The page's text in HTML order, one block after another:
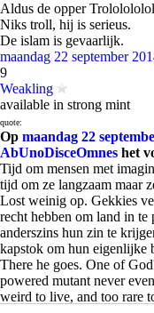
Aldus de opper Trololololol
Niks troll, hij is serieus.
De islam is gevaarlijk.
maandag 22 september
9
Weakling
available in strong mint
quote:
Op maandag 22
AbUnoDisceOmnes het
Tijd om mensen met
tijd om ze langzaam maar
Lost weinig op. Gekkies
recht hebben om land in
anderszins hun zin te
kapstok om hun eigenlijke
There he goes. One of
powered mutant never
weird to live, and too rare